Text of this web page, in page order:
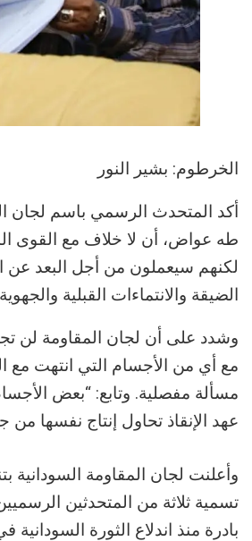
الخرطوم: بشير النور
أكد المتحدث الرسمي باسم لجان
طه عواض، أن لا خلاف مع القوى
لكنهم سيعملون من أجل البعد عن
الضيقة والانتماءات القبلية
وشدد على أن لجان المقاومة لن
مع أي من الأجسام التي انتهت مع
مسألة مفصلية. وتابع: “بعض
عهد الإنقاذ تحاول إنتاج نفسها من
وأعلنت لجان المقاومة السودانية
تسمية ثلاثة من المتحدثين
بادرة منذ اندلاع الثورة السودانية في